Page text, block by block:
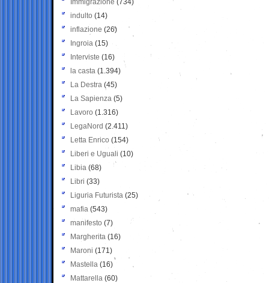
Immigrazione (734)
indulto (14)
inflazione (26)
Ingroia (15)
Interviste (16)
la casta (1.394)
La Destra (45)
La Sapienza (5)
Lavoro (1.316)
LegaNord (2.411)
Letta Enrico (154)
Liberi e Uguali (10)
Libia (68)
Libri (33)
Liguria Futurista (25)
mafia (543)
manifesto (7)
Margherita (16)
Maroni (171)
Mastella (16)
Mattarella (60)